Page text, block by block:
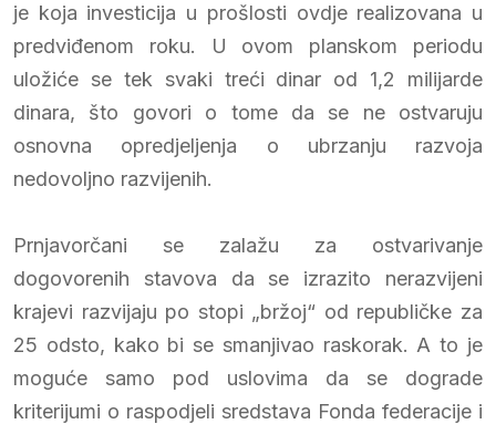
je koja investicija u prošlosti ovdje realizovana u
predviđenom roku. U ovom planskom periodu
uložiće se tek svaki treći dinar od 1,2 milijarde
dinara, što govori o tome da se ne ostvaruju
osnovna opredjeljenja o ubrzanju razvoja
nedovoljno razvijenih.
Prnjavorčani se zalažu za ostvarivanje
dogovorenih stavova da se izrazito nerazvijeni
krajevi razvijaju po stopi „bržoj“ od republičke za
25 odsto, kako bi se smanjivao raskorak. A to je
moguće samo pod uslovima da se dograde
kriterijumi o raspodjeli sredstava Fonda federacije i